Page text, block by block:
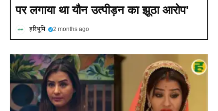
पर लगाया था यौन उत्पीड़न का झूठा आरोप'
हरिभूमि 2 months ago